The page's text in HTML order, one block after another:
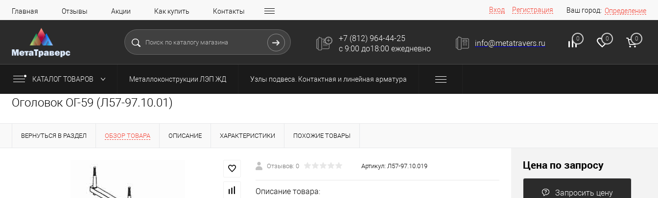
Главная Отзывы Акции Как купить Контакты Вход Регистрация Ваш город: Определение
+7 (812) 964-44-25
с 9:00 до18:00 ежедневно
info@metatravers.ru 0 0 0
КАТАЛОГ ТОВАРОВ Металлоконструкции ЛЭП ЖД Узлы подвеса. Контактная и линейная арматура
Оголовок ОГ-59 (Л57-97.10.01)
ВЕРНУТЬСЯ В РАЗДЕЛ ОБЗОР ТОВАРА ОПИСАНИЕ ХАРАКТЕРИСТИКИ ПОХОЖИЕ ТОВАРЫ
Отзывов: 0 Артикул: Л57-97.10.019
Описание товара:
Цена по запросу
Запросить цену